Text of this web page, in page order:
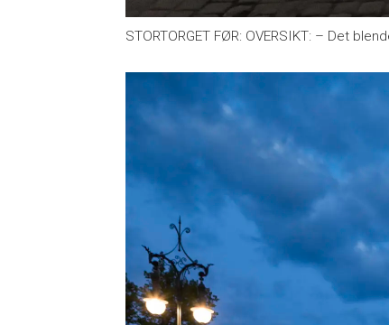
STORTORGET FØR: OVERSIKT: – Det